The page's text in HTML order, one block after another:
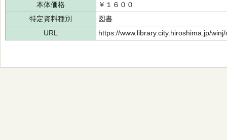
本体価格
￥１６００
特定資料種別
図書
URL
https://www.library.city.hiroshima.jp/